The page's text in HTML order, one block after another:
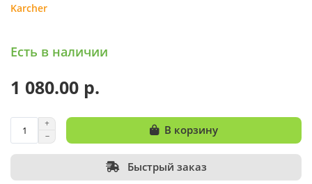
Karcher
Есть в наличии
1 080.00 р.
В корзину
Быстрый заказ